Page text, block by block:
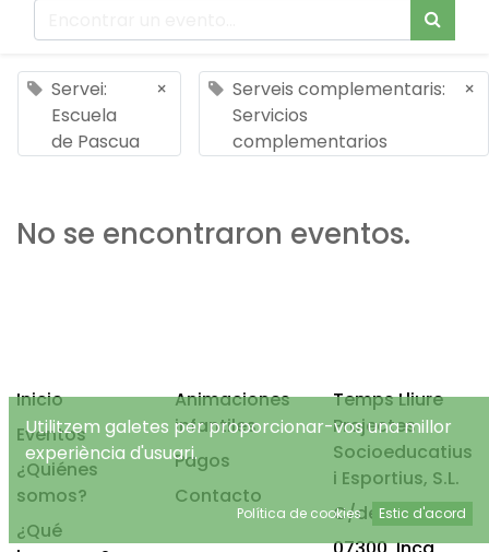
Servei:
Escuela
de Pascua
×
Serveis complementaris:
Servicios
complementarios
×
No se encontraron eventos.
Inicio
Eventos
¿Quiénes
somos?
¿Qué
Animaciones
infantiles
Pagos
Contacto
Temps Lliure
Projectes
Socioeducatius
i Esportius, S.L.
C/de Mancor, 4
Utilitzem galetes per proporcionar-vos una millor
experiència d'usuari.
Política de cookies Estic d'acord